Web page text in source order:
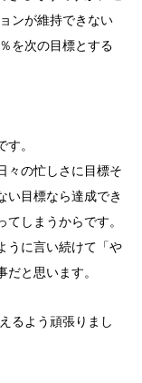
ンが維持できない
を次の目標とする
。
々の忙しさに目標そ
い目標なら達成でき
しまうからです。
うに言い続けて「や
と思います。
るよう頑張りまし